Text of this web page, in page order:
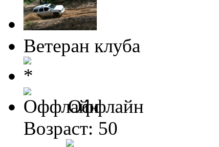
Ветеран клуба
Оффлайн
Возраст: 50